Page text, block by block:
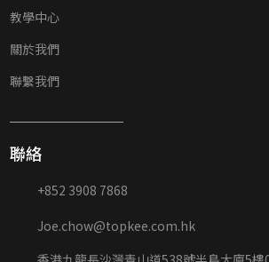
教學中心
關於我們
聯繫我們
聯絡
+852 3908 7868
Joe.chow@topkee.com.hk